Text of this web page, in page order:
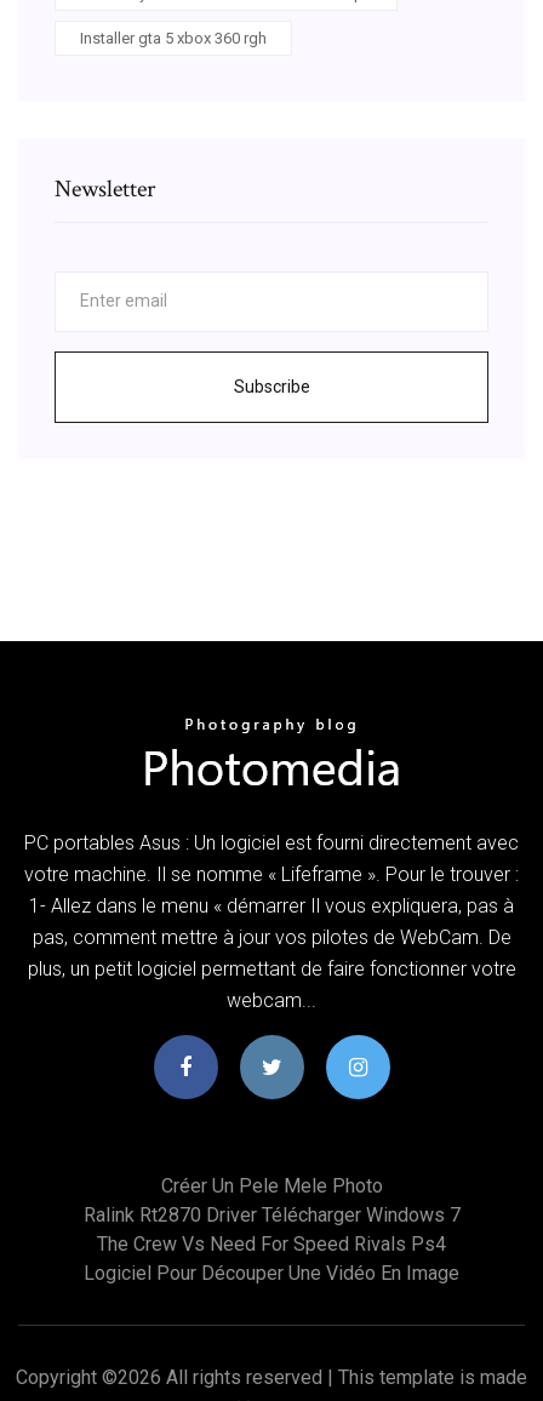
Installer gta 5 xbox 360 rgh
Newsletter
Subscribe
PC portables Asus : Un logiciel est fourni directement avec
votre machine. Il se nomme « Lifeframe ». Pour le trouver :
1- Allez dans le menu « démarrer Il vous expliquera, pas à
pas, comment mettre à jour vos pilotes de WebCam. De
plus, un petit logiciel permettant de faire fonctionner votre
webcam...
Créer Un Pele Mele Photo
Ralink Rt2870 Driver Télécharger Windows 7
The Crew Vs Need For Speed Rivals Ps4
Logiciel Pour Découper Une Vidéo En Image
Copyright ©2026 All rights reserved | This template is made